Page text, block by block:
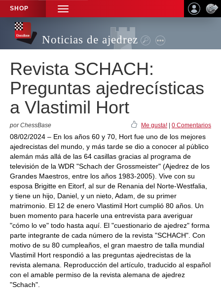
SHOP
TOGGLE
NAVIGATION
Noticias de ajedrez
Revista SCHACH:
Preguntas ajedrecísticas
a Vlastimil Hort
por ChessBase Me gusta! 0 Comentarios
08/02/2024 – En los años 60 y 70, Hort fue uno de los mejores
ajedrecistas del mundo, y más tarde se dio a conocer al público
alemán más allá de las 64 casillas gracias al programa de
televisión de la WDR "Schach der Grossmeister" (Ajedrez de los
Grandes Maestros, entre los años 1983-2005). Vive con su
esposa Brigitte en Eitorf, al sur de Renania del Norte-Westfalia,
y tiene un hijo, Daniel, y un nieto, Adam, de su primer
matrimonio. El 12 de enero Vlastimil Hort cumplió 80 años. Un
buen momento para hacerle una entrevista para averiguar
"cómo lo ve" todo hasta aquí. El "cuestionario de ajedrez" forma
parte integrante de cada número de la revista "SCHACH". Con
motivo de su 80 cumpleaños, el gran maestro de talla mundial
Vlastimil Hort respondió a las preguntas ajedrecistas de la
revista alemana. Reproducción del artículo, traducido al español
con el amable permiso de la revista alemana de ajedrez
"Schach".